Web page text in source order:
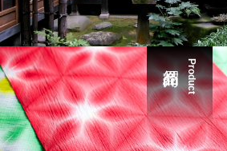
Product